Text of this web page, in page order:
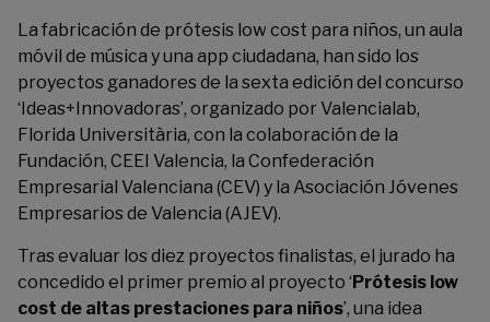
La fabricación de prótesis low cost para niños, un aula
móvil de música y una app ciudadana, han sido los
proyectos ganadores de la sexta edición del concurso
‘Ideas+Innovadoras’, organizado por Valencialab,
Florida Universitària, con la colaboración de la
Fundación, CEEI Valencia, la Confederación
Empresarial Valenciana (CEV) y la Asociación Jóvenes
Empresarios de Valencia (AJEV).
Tras evaluar los diez proyectos finalistas, el jurado ha
concedido el primer premio al proyecto ‘Prótesis low
cost de altas prestaciones para niños’, una idea